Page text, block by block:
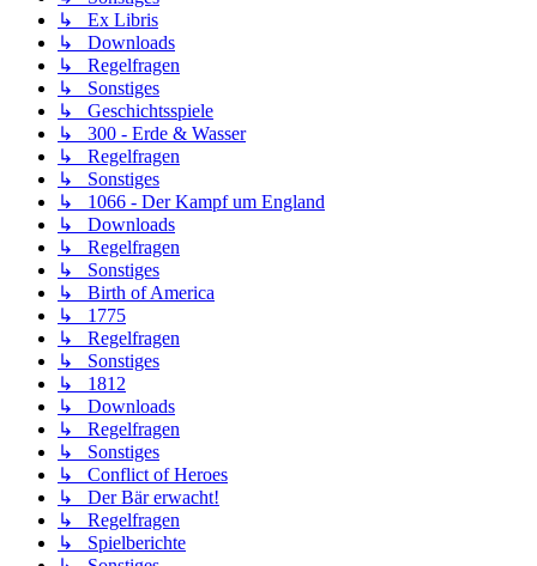
↳ Ex Libris
↳ Downloads
↳ Regelfragen
↳ Sonstiges
↳ Geschichtsspiele
↳ 300 - Erde & Wasser
↳ Regelfragen
↳ Sonstiges
↳ 1066 - Der Kampf um England
↳ Downloads
↳ Regelfragen
↳ Sonstiges
↳ Birth of America
↳ 1775
↳ Regelfragen
↳ Sonstiges
↳ 1812
↳ Downloads
↳ Regelfragen
↳ Sonstiges
↳ Conflict of Heroes
↳ Der Bär erwacht!
↳ Regelfragen
↳ Spielberichte